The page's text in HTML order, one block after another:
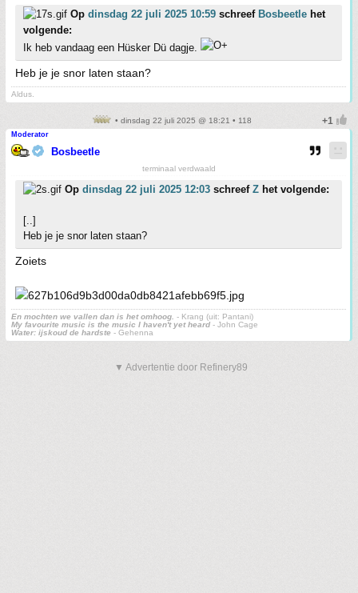
Op dinsdag 22 juli 2025 10:59 schreef Bosbeetle het
volgende:
Ik heb vandaag een Hüsker Dü dagje.
Heb je je snor laten staan?
Aldus.
• dinsdag 22 juli 2025 @ 18:21 • 118
Moderator
Bosbeetle
terminaal verdwaald
Op dinsdag 22 juli 2025 12:03 schreef Z het volgende:
[..]
Heb je je snor laten staan?
Zoiets
En mochten we vallen dan is het omhoog. - Krang (uit: Pantani)
My favourite music is the music I haven't yet heard - John Cage
Water: ijskoud de hardste - Gehenna
▼ Advertentie door Refinery89